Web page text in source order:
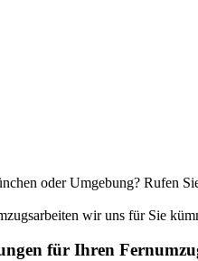
oder Umgebung? Rufen
wir uns für Sie
für Ihren